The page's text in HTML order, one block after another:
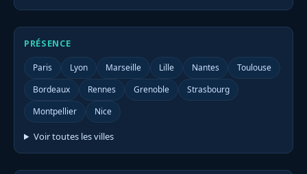
PRÉSENCE
Paris Lyon Marseille Lille Nantes
Toulouse
Bordeaux
Rennes Grenoble
Strasbourg
Montpellier
Nice
Voir toutes les villes